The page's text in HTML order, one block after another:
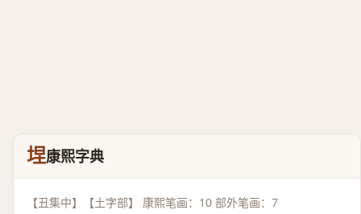
㘿康熙字典
【丑集中】【土字部】 康熙笔画：10 部外笔画：7